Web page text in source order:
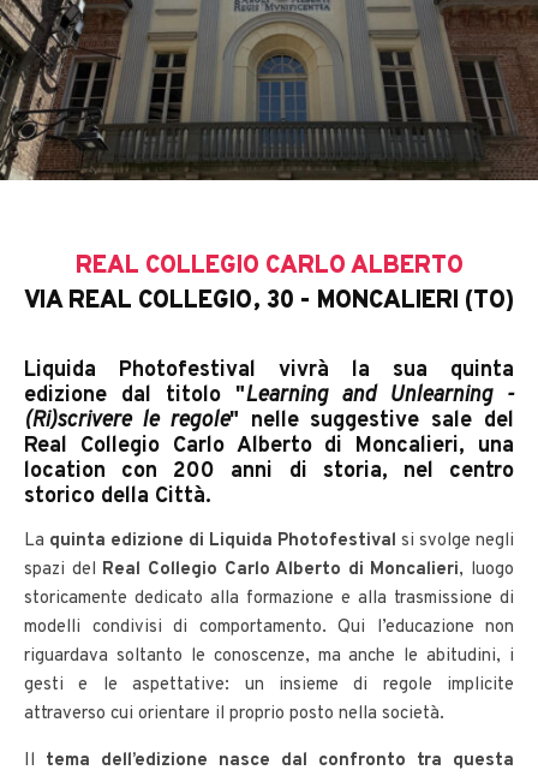
REAL COLLEGIO CARLO ALBERTO
VIA REAL COLLEGIO, 30 - MONCALIERI (TO)
Liquida Photofestival vivrà la sua quinta
edizione dal titolo "Learning and Unlearning -
(Ri)scrivere le regole" nelle suggestive sale del
Real Collegio Carlo Alberto di Moncalieri, una
location con 200 anni di storia, nel centro
storico della Città.
La quinta edizione di Liquida Photofestival si svolge negli
spazi del Real Collegio Carlo Alberto di Moncalieri, luogo
storicamente dedicato alla formazione e alla trasmissione di
modelli condivisi di comportamento. Qui l’educazione non
riguardava soltanto le conoscenze, ma anche le abitudini, i
gesti e le aspettative: un insieme di regole implicite
attraverso cui orientare il proprio posto nella società.
Il tema dell’edizione nasce dal confronto tra questa